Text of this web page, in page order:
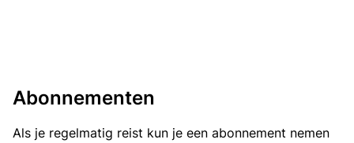
Abonnementen
Als je regelmatig reist kun je een abonnement nemen